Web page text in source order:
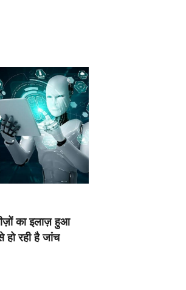
का इलाज़ हुआ
रही है जांच